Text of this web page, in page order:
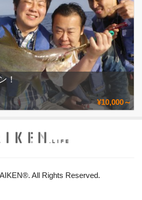
！
¥10,000～
All Rights Reserved.